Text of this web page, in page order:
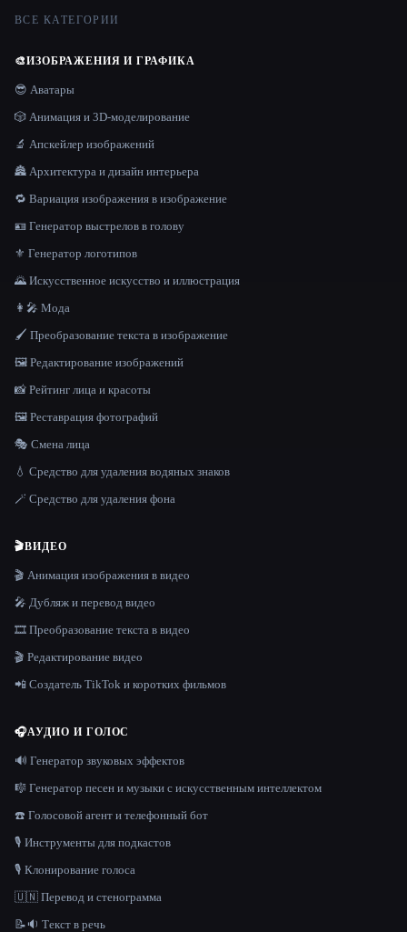
ВСЕ КАТЕГОРИИ
🎨ИЗОБРАЖЕНИЯ И ГРАФИКА
😎 Аватары
🎲 Анимация и 3D-моделирование
🔬 Апскейлер изображений
🏯 Архитектура и дизайн интерьера
🔁 Вариация изображения в изображение
🪪 Генератор выстрелов в голову
⚜️ Генератор логотипов
🌄 Искусственное искусство и иллюстрация
👩‍🎤 Мода
🖌️ Преобразование текста в изображение
🖼️ Редактирование изображений
📸 Рейтинг лица и красоты
🖼️ Реставрация фотографий
🎭 Смена лица
💧 Средство для удаления водяных знаков
🪄 Средство для удаления фона
🎬ВИДЕО
🎬 Анимация изображения в видео
🎤 Дубляж и перевод видео
🎞️ Преобразование текста в видео
🎬 Редактирование видео
📲 Создатель TikTok и коротких фильмов
🎧АУДИО И ГОЛОС
🔊 Генератор звуковых эффектов
🎼 Генератор песен и музыки с искусственным интеллектом
☎️ Голосовой агент и телефонный бот
🎙️ Инструменты для подкастов
🎙️ Клонирование голоса
🇺🇳 Перевод и стенограмма
📝🔉 Текст в речь